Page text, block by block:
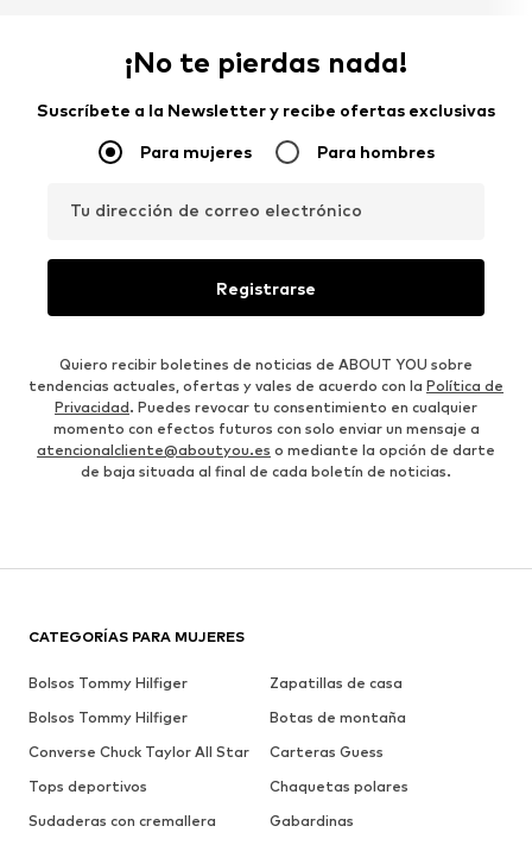
¡No te pierdas nada!
Suscríbete a la Newsletter y recibe ofertas exclusivas
Para mujeres Para hombres
Tu dirección de correo electrónico
Registrarse
Quiero recibir boletines de noticias de ABOUT YOU sobre
tendencias actuales, ofertas y vales de acuerdo con la Política de
Privacidad. Puedes revocar tu consentimiento en cualquier
momento con efectos futuros con solo enviar un mensaje a
atencionalcliente@aboutyou.es o mediante la opción de darte
de baja situada al final de cada boletín de noticias.
CATEGORÍAS PARA MUJERES
Bolsos Tommy Hilfiger
Zapatillas de casa
Bolsos Tommy Hilfiger
Botas de montaña
Converse Chuck Taylor All Star
Carteras Guess
Tops deportivos
Chaquetas polares
Sudaderas con cremallera
Gabardinas